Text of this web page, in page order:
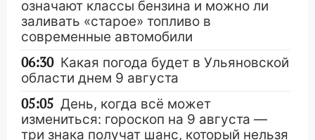
означают классы бензина и можно ли
заливать «старое» топливо в
современные автомобили
06:30 Какая погода будет в Ульяновской
области днем 9 августа
05:05 День, когда всё может
измениться: гороскоп на 9 августа —
три знака получат шанс, который нельзя